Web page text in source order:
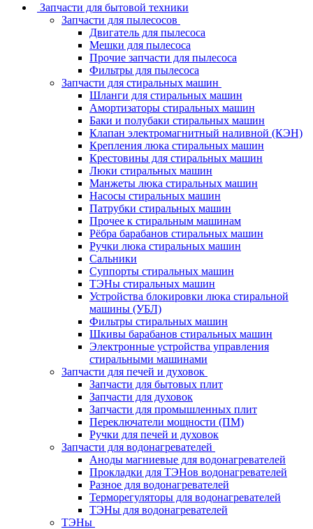
Запчасти для бытовой техники
Запчасти для пылесосов
Двигатель для пылесоса
Мешки для пылесоса
Прочие запчасти для пылесоса
Фильтры для пылесоса
Запчасти для стиральных машин
Шланги для стиральных машин
Амортизаторы стиральных машин
Баки и полубаки стиральных машин
Клапан электромагнитный наливной (КЭН)
Крепления люка стиральных машин
Крестовины для стиральных машин
Люки стиральных машин
Манжеты люка стиральных машин
Насосы стиральных машин
Патрубки стиральных машин
Прочее к стиральным машинам
Рёбра барабанов стиральных машин
Ручки люка стиральных машин
Сальники
Суппорты стиральных машин
ТЭНы стиральных машин
Устройства блокировки люка стиральной
машины (УБЛ)
Фильтры стиральных машин
Шкивы барабанов стиральных машин
Электронные устройства управления
стиральными машинами
Запчасти для печей и духовок
Запчасти для бытовых плит
Запчасти для духовок
Запчасти для промышленных плит
Переключатели мощности (ПМ)
Ручки для печей и духовок
Запчасти для водонагревателей
Аноды магниевые для водонагревателей
Прокладки для ТЭНов водонагревателей
Разное для водонагревателей
Терморегуляторы для водонагревателей
ТЭНы для водонагревателей
ТЭНы